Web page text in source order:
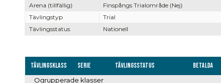
Arena (tillfällig)
Finspångs Trialområde (Nej)
Tävlingstyp
Trial
Tävlingsstatus
Nationell
Tävlingsklass Serie Tävlingsstatus Betalda
Ogrupperade klasser